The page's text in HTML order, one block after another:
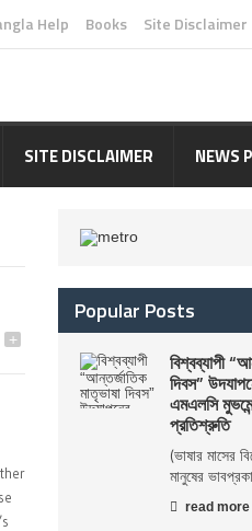
Help Books Site Disclaimer
SITE DISCLAIMER NEWS
+
Popular Posts
বিশ্বব্যাপী
দিবস”
এমএলসি
প্রতিশ্রুতি
(ভাষার মাসের
মানুষের
read more